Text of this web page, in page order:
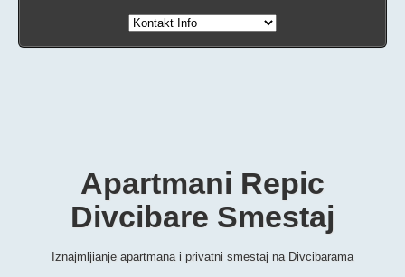
Apartmani Repic
Divcibare Smestaj
Iznajmljianje apartmana i privatni smestaj na Divcibarama